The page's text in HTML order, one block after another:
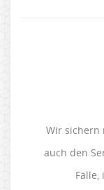
Wir sichern
auch den